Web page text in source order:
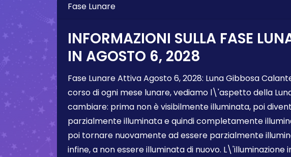
Fase Lunare
INFORMAZIONI SULLA FASE
IN AGOSTO 6, 2028
Fase Lunare AttivaAgosto 6, 2028: Luna Gibbosa
corso di ogni mese lunare, vediamo l\'aspetto della
cambiare: prima non è visibilmente illuminata, poi
parzialmente illuminata e quindi completamente
poi tornare nuovamente ad essere parzialmente
infine, a non essere illuminata di nuovo. L\'illuminazione